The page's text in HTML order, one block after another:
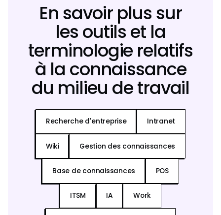
En savoir plus sur
les outils et la
terminologie relatifs
à la connaissance
du milieu de travail
Recherche d'entreprise Intranet
Wiki Gestion des connaissances
Base de connaissances POS
ITSM IA Work